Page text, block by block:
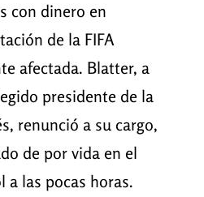
con dinero en
de la FIFA
afectada. Blatter, a
presidente de la
renunció a su cargo,
de por vida en el
las pocas horas.